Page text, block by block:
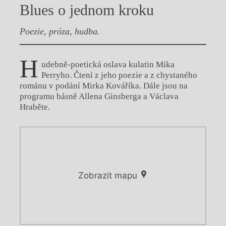
Blues o jednom kroku
Poezie, próza, hudba.
H udebně-poetická oslava kulatin Mika
Perryho. Čtení z jeho poezie a z chystaného
románu v podání Mirka Kováříka. Dále jsou na
programu básně Allena Ginsberga a Václava
Hraběte.
Zobrazit mapu